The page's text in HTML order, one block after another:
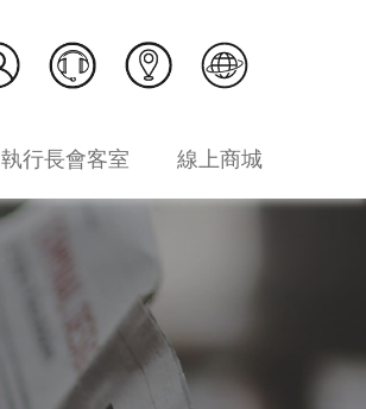
執行長會客室 線上商城